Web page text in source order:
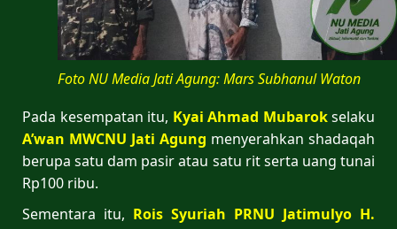
Foto NU Media Jati Agung: Mars Subhanul Waton
Pada kesempatan itu, Kyai Ahmad Mubarokselaku
A’wan MWCNU Jati Agung menyerahkan shadaqah
berupa satu dam pasir atau satu rit serta uang tunai
Rp100 ribu.
Sementara itu, Rois Syuriah PRNU Jatimulyo H.